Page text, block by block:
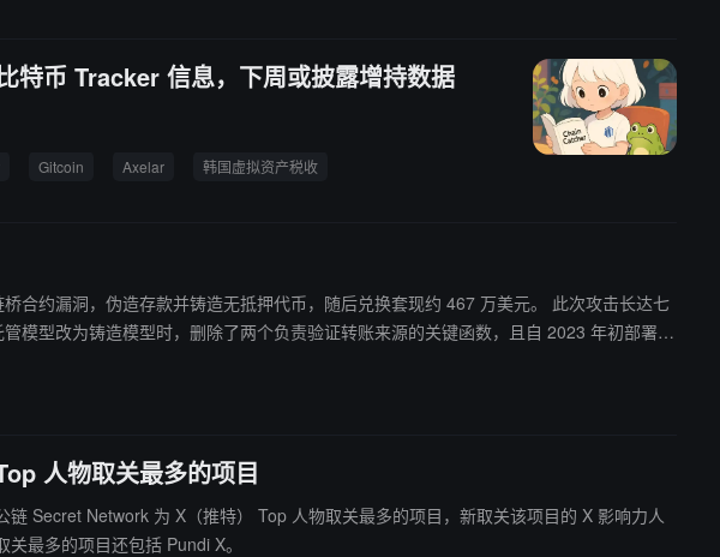
币 Tracker 信息，下周或披露增持数据
Gitcoin Axelar 韩国虚拟资产税收
伪造存款并铸造无抵押代币，随后兑换套现约 467 万美元。 此次攻击长达七
模型改为铸造模型时，删除了两个负责验证转账来源的关键函数，且自 2023 年初部署以
内。Secret Network 已要求 Axelar 冻结该地址，但遭拒绝。Axelar 方面强调，其核心
人物取关最多的项目
Secret Network 为 X（推特） Top 人物取关最多的项目，新取关该项目的 X 影响力人
Wynn(@JamesWynnReal)。 此外， X Top 人物取关最多的项目还包括 Pundi X。